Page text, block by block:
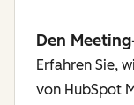
Den
Erfahren Sie,
von HubSpot